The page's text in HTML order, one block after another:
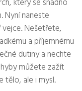
který se snadno
Nyní naneste
Nešetřete,
a příjemnému
dutiny a nechte
můžete zažít
tělo, ale i mysl.